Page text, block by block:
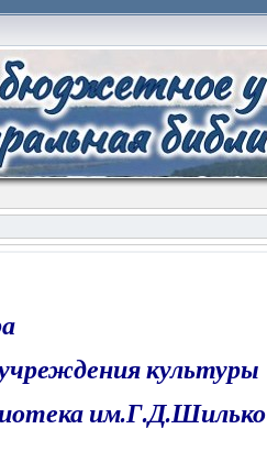
культуры
им.Г.Д.Шилько